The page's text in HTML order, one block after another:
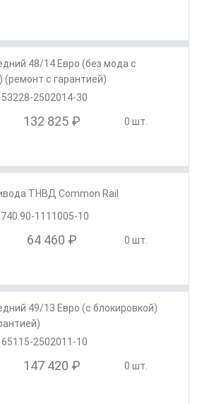
48/14 Евро (без мода с
(ремонт с гарантией)
53228-2502014-30
132 825 ₽ 0 шт.
ТНВД Common Rail
740.90-1111005-10
64 460 ₽ 0 шт.
49/13 Евро (с блокировкой)
65115-2502011-10
147 420 ₽ 0 шт.